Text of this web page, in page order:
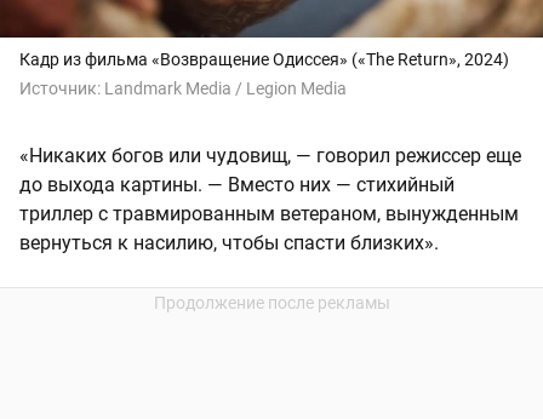
Кадр из фильма «Возвращение Одиссея» («The Return», 2024)
Источник: Landmark Media / Legion Media
«Никаких богов или чудовищ, — говорил режиссер еще
до выхода картины. — Вместо них — стихийный
триллер с травмированным ветераном, вынужденным
вернуться к насилию, чтобы спасти близких».